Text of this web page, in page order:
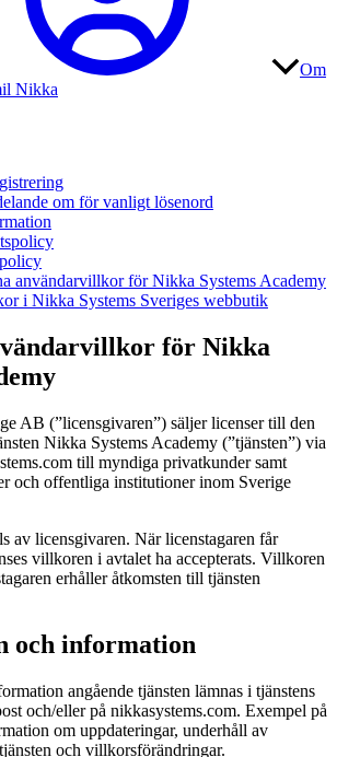
Om
Nikka
om för vanligt lösenord
användarvillkor för Nikka Systems Academy
i Nikka Systems Sveriges webbutik
för Nikka
AB (”licensgivaren”) säljer licenser till den
Nikka Systems Academy (”tjänsten”) via
till myndiga privatkunder samt
och offentliga institutioner inom Sverige
av licensgivaren. När licenstagaren får
villkoren i avtalet ha accepterats. Villkoren
erhåller åtkomsten till tjänsten
och information
angående tjänsten lämnas i tjänstens
och/eller på nikkasystems.com. Exempel på
om uppdateringar, underhåll av
och villkorsförändringar.